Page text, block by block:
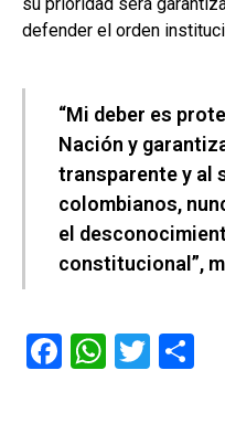
defender el orden
“Mi deber es
Nación y
transparente y al
colombianos,
el
constitucional”,
F
W T